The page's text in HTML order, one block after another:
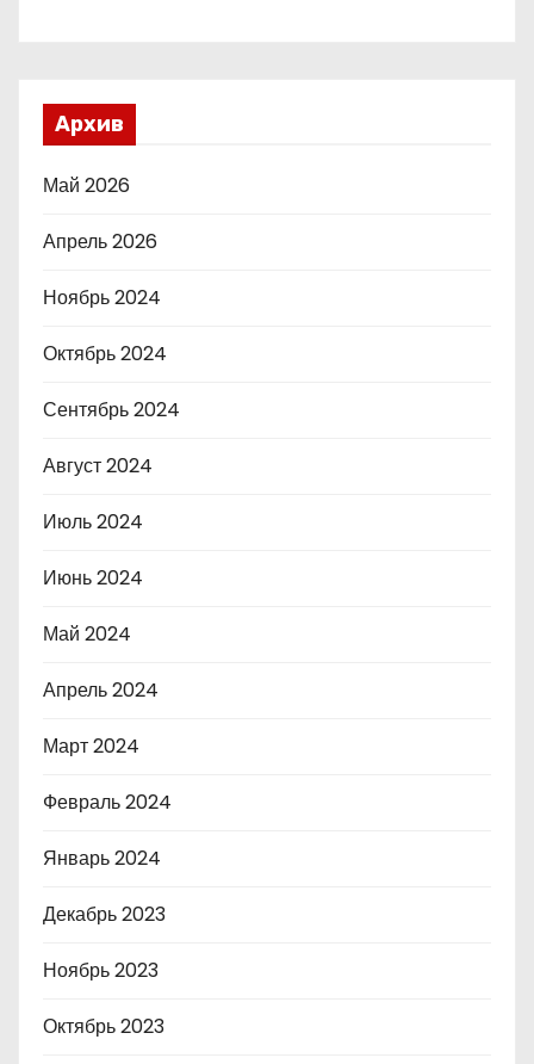
Архив
Май 2026
Апрель 2026
Ноябрь 2024
Октябрь 2024
Сентябрь 2024
Август 2024
Июль 2024
Июнь 2024
Май 2024
Апрель 2024
Март 2024
Февраль 2024
Январь 2024
Декабрь 2023
Ноябрь 2023
Октябрь 2023